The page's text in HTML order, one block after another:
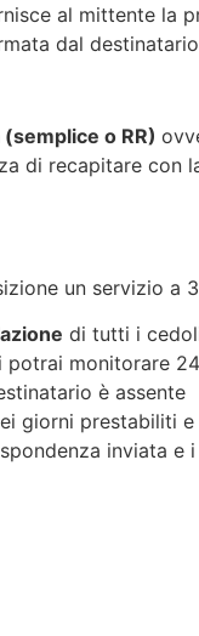
al mittente la
dal
o RR)
di recapitare con
un servizio a
di tutti i
potrai monitorare
è assente
giorni prestabiliti e
inviata